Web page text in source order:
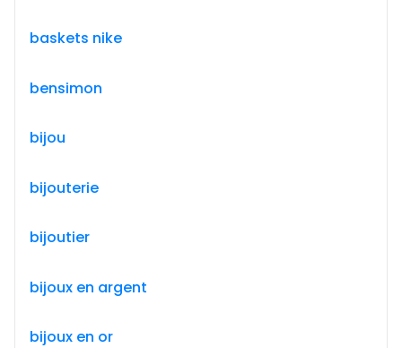
baskets nike
bensimon
bijou
bijouterie
bijoutier
bijoux en argent
bijoux en or